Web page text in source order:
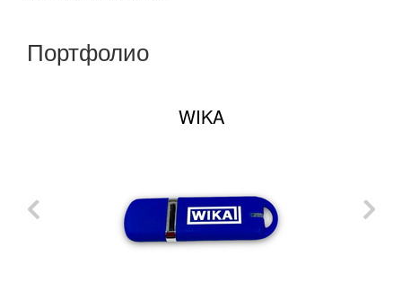
Портфолио
WIKA